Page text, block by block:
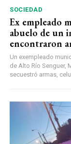
SOCIEDAD
Ex empleado
abuelo de un
encontraron
Un exempleado
de Alto Río Senguer,
secuestró armas,